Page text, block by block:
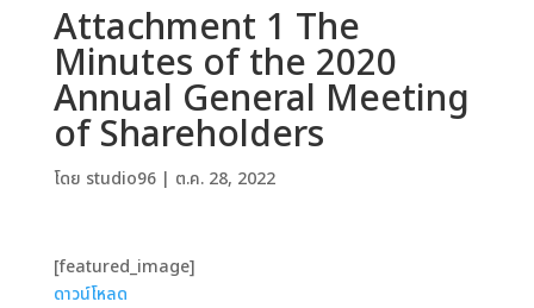
Attachment 1 The
Minutes of the 2020
Annual General Meeting
of Shareholders
โดย studio96| ต.ค. 28, 2022
[featured_image]
ดาวน์โหลด